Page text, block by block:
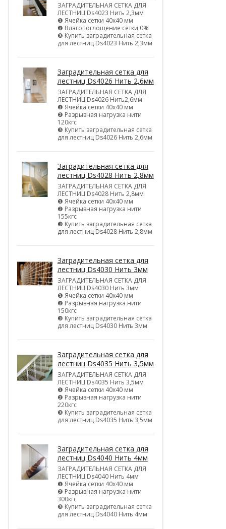
ЗАГРАДИТЕЛЬНАЯ СЕТКА ДЛЯ
ЛЕСТНИЦ Ds4023 Нить 2,3мм
❶ Ячейка сетки 40х40 мм
❷ Влагопоглощение сетки 0%
❸ Купить заградительная сетка
для лестниц Ds4023 Нить 2,3мм
Заградительная сетка для
лестниц Ds4026 Нить 2,6мм
ЗАГРАДИТЕЛЬНАЯ СЕТКА ДЛЯ
ЛЕСТНИЦ Ds4026 Нить2,6мм
❶ Ячейка сетки 40х40 мм
❷ Разрывная нагрузка нити
120кгс
❸ Купить заградительная сетка
для лестниц Ds4026 Нить 2,6мм
Заградительная сетка для
лестниц Ds4028 Нить 2,8мм
ЗАГРАДИТЕЛЬНАЯ СЕТКА ДЛЯ
ЛЕСТНИЦ Ds4028 Нить 2,8мм
❶ Ячейка сетки 40х40 мм
❷ Разрывная нагрузка нити
155кгс
❸ Купить заградительная сетка
для лестниц Ds4028 Нить 2,8мм
Заградительная сетка для
лестниц Ds4030 Нить 3мм
ЗАГРАДИТЕЛЬНАЯ СЕТКА ДЛЯ
ЛЕСТНИЦ Ds4030 Нить 3мм
❶ Ячейка сетки 40х40 мм
❷ Разрывная нагрузка нити
150кгс
❸ Купить заградительная сетка
для лестниц Ds4030 Нить 3мм
Заградительная сетка для
лестниц Ds4035 Нить 3,5мм
ЗАГРАДИТЕЛЬНАЯ СЕТКА ДЛЯ
ЛЕСТНИЦ Ds4035 Нить 3,5мм
❶ Ячейка сетки 40х40 мм
❷ Разрывная нагрузка нити
220кгс
❸ Купить заградительная сетка
для лестниц Ds4035 Нить 3,5мм
Заградительная сетка для
лестниц Ds4040 Нить 4мм
ЗАГРАДИТЕЛЬНАЯ СЕТКА ДЛЯ
ЛЕСТНИЦ Ds4040 Нить 4мм
❶ Ячейка сетки 40х40 мм
❷ Разрывная нагрузка нити
300кгс
❸ Купить заградительная сетка
для лестниц Ds4040 Нить 4мм